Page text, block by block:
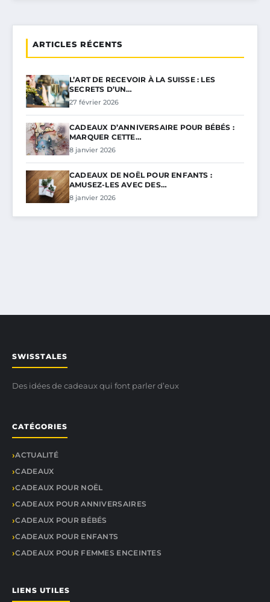
ARTICLES RÉCENTS
L’ART DE RECEVOIR À LA SUISSE : LES
SECRETS D’UN…
27 février 2026
CADEAUX D’ANNIVERSAIRE POUR BÉBÉS :
MARQUER CETTE…
8 janvier 2026
CADEAUX DE NOËL POUR ENFANTS :
AMUSEZ-LES AVEC DES…
8 janvier 2026
SWISSTALES
Des idées de cadeaux qui font parler d’eux
CATÉGORIES
ACTUALITÉ
CADEAUX
CADEAUX POUR NOËL
CADEAUX POUR ANNIVERSAIRES
CADEAUX POUR BÉBÉS
CADEAUX POUR ENFANTS
CADEAUX POUR FEMMES ENCEINTES
LIENS UTILES